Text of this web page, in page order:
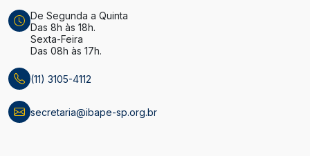
De Segunda a Quinta
Das 8h às 18h.
Sexta-Feira
Das 08h às 17h.
(11) 3105-4112
secretaria@ibape-sp.org.br